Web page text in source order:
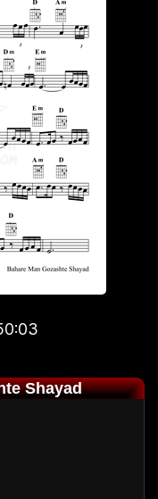
Shayad